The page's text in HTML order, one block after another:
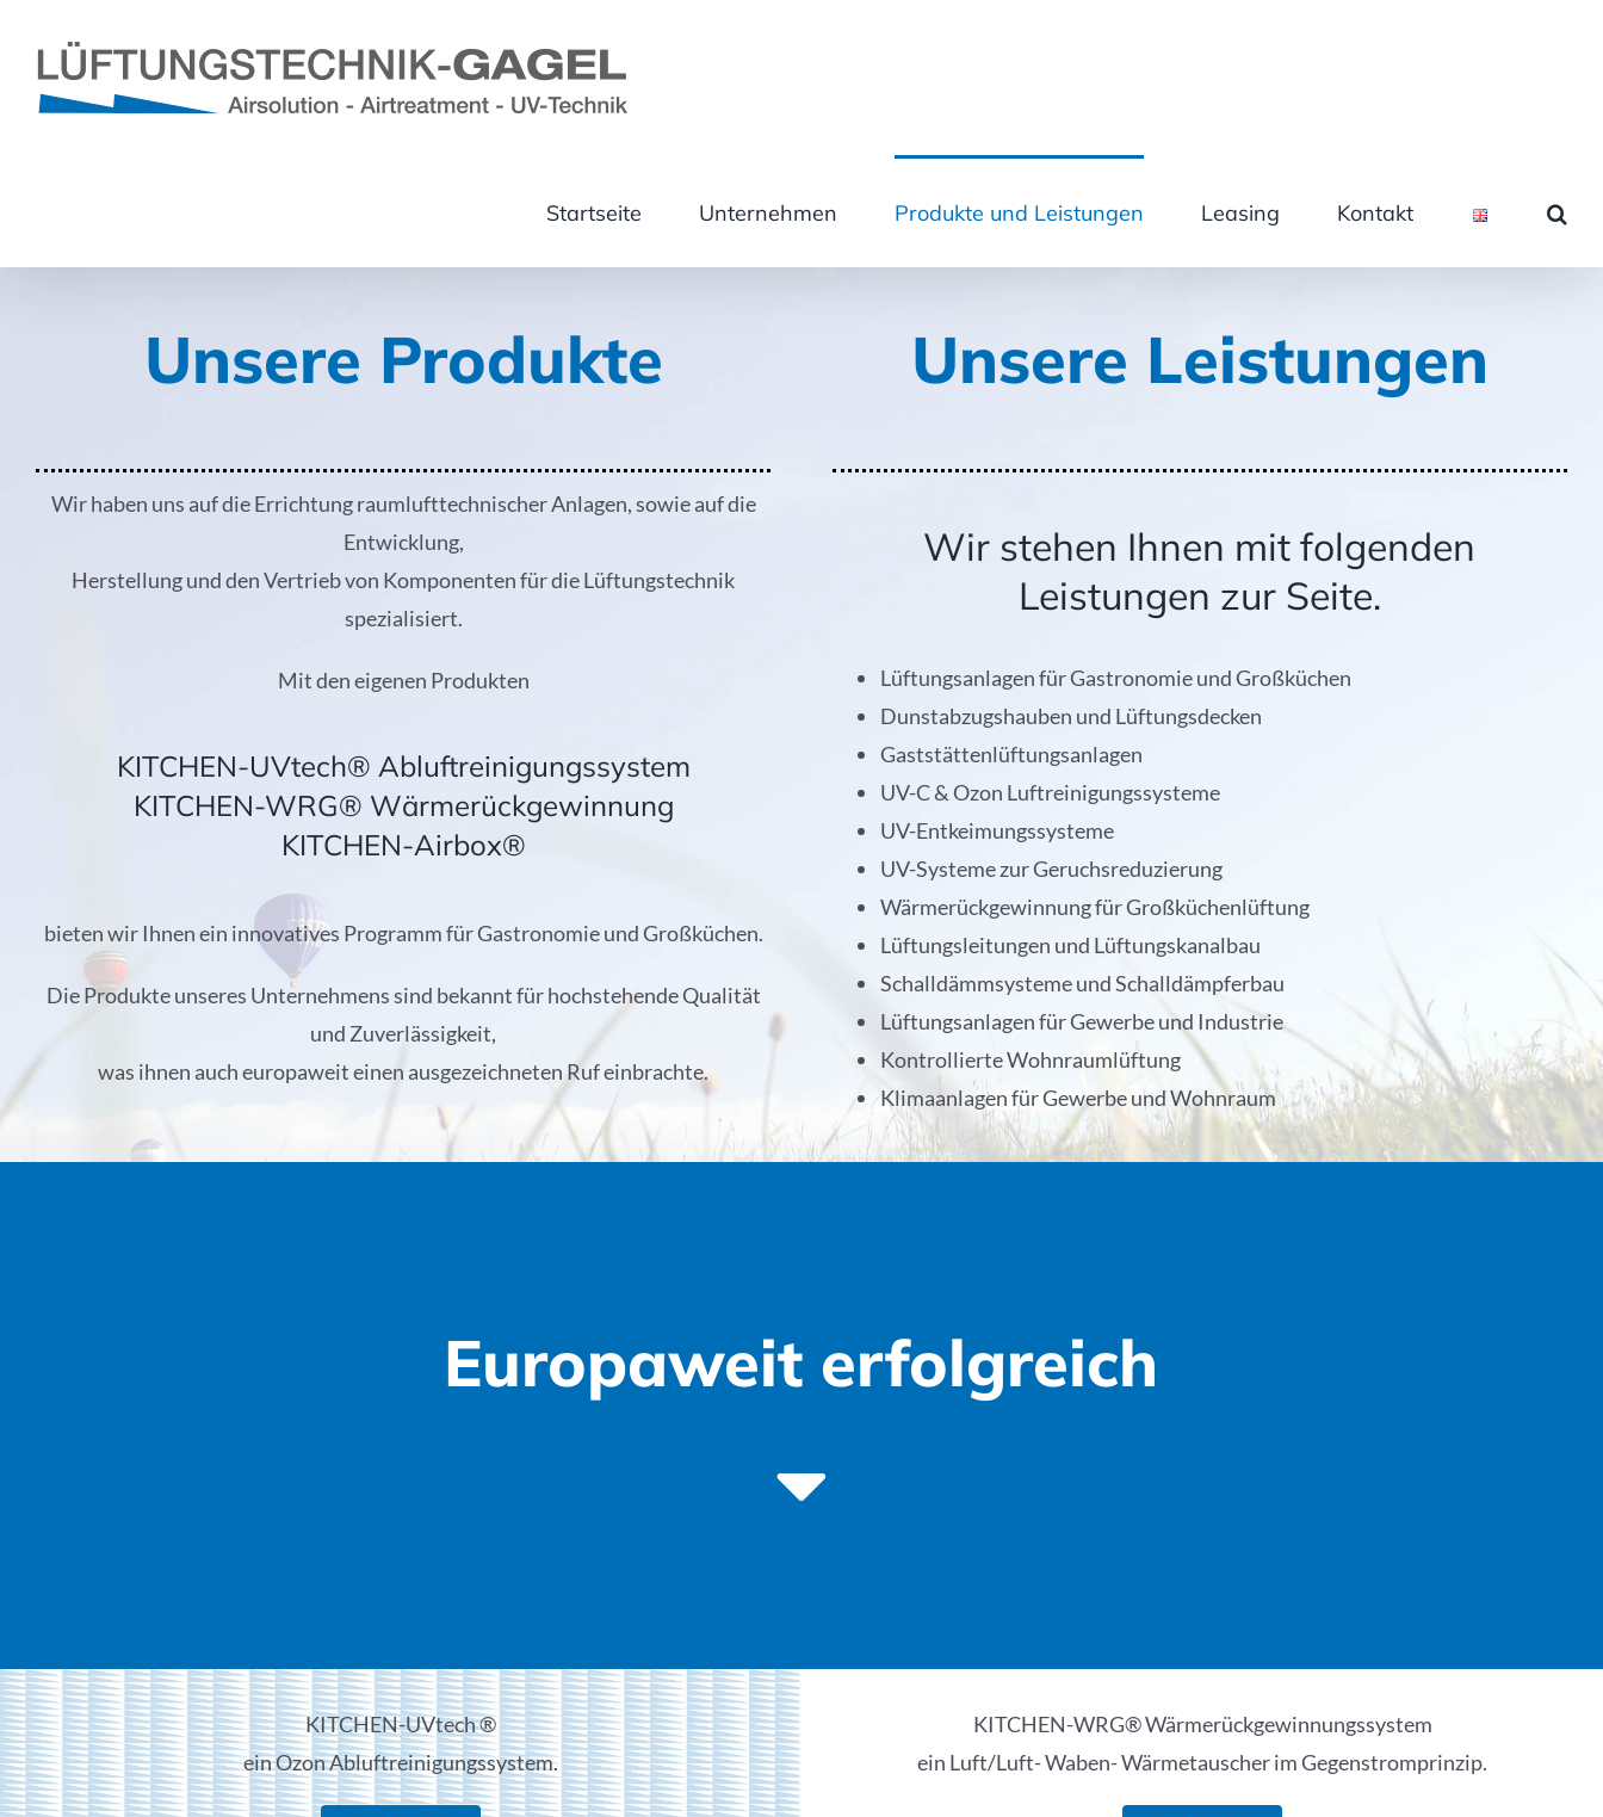
Inhalt
springen
Startseite Unternehmen Produkte und Leistungen Leasing Kontakt
Unsere Produkte
Wir haben uns auf die Errichtung raumlufttechnischer Anlagen, sowie auf die
Entwicklung,
Herstellung und den Vertrieb von Komponenten für die Lüftungstechnik
spezialisiert.
Mit den eigenen Produkten
KITCHEN-UVtech® Abluftreinigungssystem
KITCHEN-WRG® Wärmerückgewinnung
KITCHEN-Airbox®
bieten wir Ihnen ein innovatives Programm für Gastronomie und Großküchen.
Die Produkte unseres Unternehmens sind bekannt für hochstehende Qualität
und Zuverlässigkeit,
was ihnen auch europaweit einen ausgezeichneten Ruf einbrachte.
Unsere Leistungen
Wir stehen Ihnen mit folgenden
Leistungen zur Seite.
Lüftungsanlagen für Gastronomie und Großküchen
Dunstabzugshauben und Lüftungsdecken
Gaststättenlüftungsanlagen
UV-C & Ozon Luftreinigungssysteme
UV-Entkeimungssysteme
UV-Systeme zur Geruchsreduzierung
Wärmerückgewinnung für Großküchenlüftung
Lüftungsleitungen und Lüftungskanalbau
Schalldämmsysteme und Schalldämpferbau
Lüftungsanlagen für Gewerbe und Industrie
Kontrollierte Wohnraumlüftung
Klimaanlagen für Gewerbe und Wohnraum
Europaweit erfolgreich
KITCHEN-UVtech ®
ein Ozon Abluftreinigungssystem.
KITCHEN-WRG® Wärmerückgewinnungssystem
ein Luft/Luft- Waben- Wärmetauscher im Gegenstromprinzip.